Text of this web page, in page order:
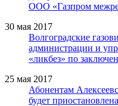
ООО «Газпром
30 мая 2017
Волгоградские
администрации и
«ликбез» по
25 мая 2017
Абонентам
будет